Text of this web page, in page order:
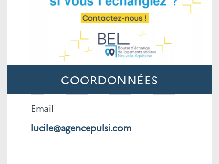
COORDONNÉES
Email
lucile@agencepulsi.com